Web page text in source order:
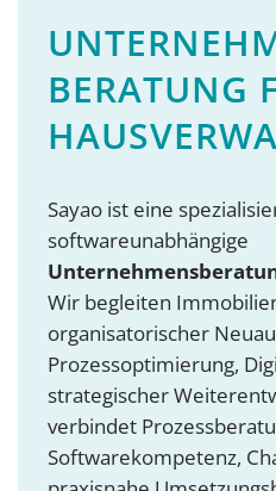
BERATUNG
Sayao ist eine
softwareunabhängige
Wir begleiten
organisatorischer
Prozessoptimierung,
strategischer
verbindet
Softwarekompetenz,